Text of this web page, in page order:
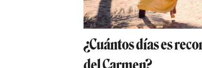
¿Cuántos días es